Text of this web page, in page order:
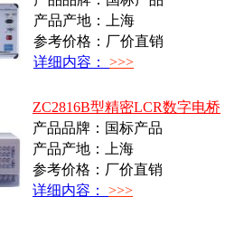
产品产地：上海
参考价格：厂价直销
详细内容： >>>
ZC2816B型精密LCR数字电桥
产品品牌：国标产品
产品产地：上海
参考价格：厂价直销
详细内容： >>>